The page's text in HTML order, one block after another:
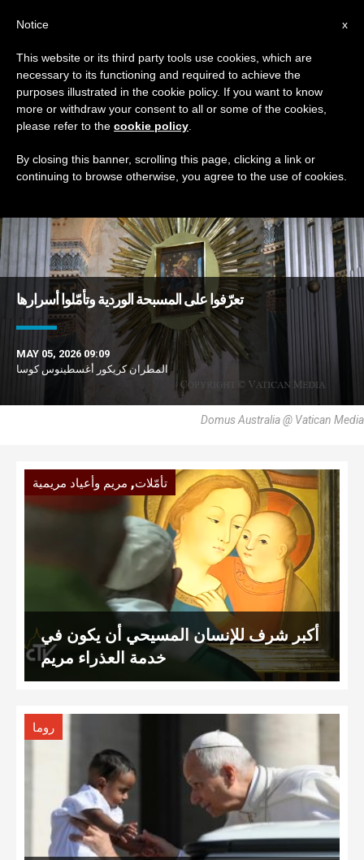
TAG
Posts Tagged ‘أسرار’
DERNIÈRES NOUVELLES
تعرّفوا على المسبحة الوردية وتأمّلوا أسرارها
MAY 05, 2026 09:09
المطران كريكور أغسطينوس كوسا
Domus Australia @ Vatican Media
تأمّلات, مريم وأعياد مريمية
أكبر شرف للإنسان المسيحي أن يكون في
خدمة العذراء مريم
روما
x
Notice
This website or its third party tools use cookies, which are
necessary to its functioning and required to achieve the
purposes illustrated in the cookie policy. If you want to know
more or withdraw your consent to all or some of the cookies,
please refer to the cookie policy
By closing this banner, scrolling this page, clicking a link or
continuing to browse otherwise, you agree to the use of cookies.